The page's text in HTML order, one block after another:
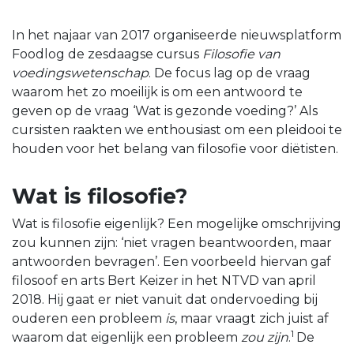
In het najaar van 2017 organiseerde nieuwsplatform
Foodlog de zesdaagse cursus Filosofie van
voedingswetenschap. De focus lag op de vraag
waarom het zo moeilijk is om een antwoord te
geven op de vraag ‘Wat is gezonde voeding?’ Als
cursisten raakten we enthousiast om een pleidooi te
houden voor het belang van filosofie voor diëtisten.
Wat is filosofie?
Wat is filosofie eigenlijk? Een mogelijke omschrijving
zou kunnen zijn: ‘niet vragen beantwoorden, maar
antwoorden bevragen’. Een voorbeeld hiervan gaf
filosoof en arts Bert Keizer in het NTVD van april
2018. Hij gaat er niet vanuit dat ondervoeding bij
ouderen een probleem is, maar vraagt zich juist af
waarom dat eigenlijk een probleem zou zijn.1 De